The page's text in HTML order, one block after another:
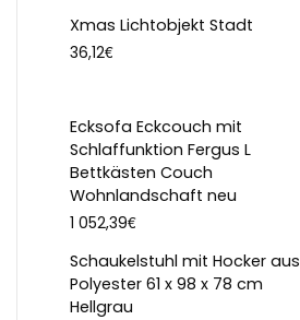
Xmas Lichtobjekt Stadt
36,12€
Ecksofa Eckcouch mit
Schlaffunktion Fergus L
Bettkästen Couch
Wohnlandschaft neu
1 052,39€
Schaukelstuhl mit Hocker aus
Polyester 61 x 98 x 78 cm
Hellgrau